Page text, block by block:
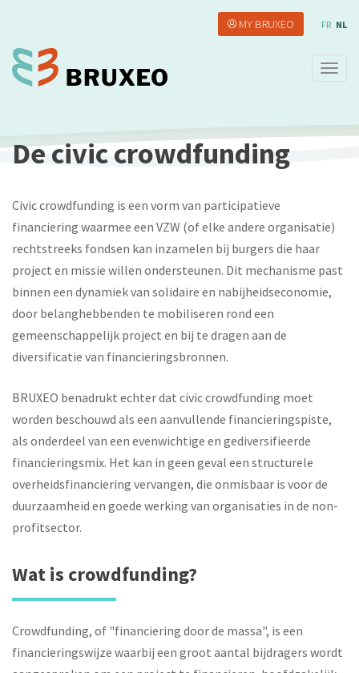
naar
inhoud
MY BRUXEO FR NL
De civic crowdfunding
Civic crowdfunding is een vorm van participatieve
financiering waarmee een VZW (of elke andere organisatie)
rechtstreeks fondsen kan inzamelen bij burgers die haar
project en missie willen ondersteunen. Dit mechanisme past
binnen een dynamiek van solidaire en nabijheidseconomie,
door belanghebbenden te mobiliseren rond een
gemeenschappelijk project en bij te dragen aan de
diversificatie van financieringsbronnen.
BRUXEO benadrukt echter dat civic crowdfunding moet
worden beschouwd als een aanvullende financieringspiste,
als onderdeel van een evenwichtige en gediversifieerde
financieringsmix. Het kan in geen geval een structurele
overheidsfinanciering vervangen, die onmisbaar is voor de
duurzaamheid en goede werking van organisaties in de non-
profitsector.
Wat is crowdfunding?
Crowdfunding, of "financiering door de massa", is een
financieringswijze waarbij een groot aantal bijdragers wordt